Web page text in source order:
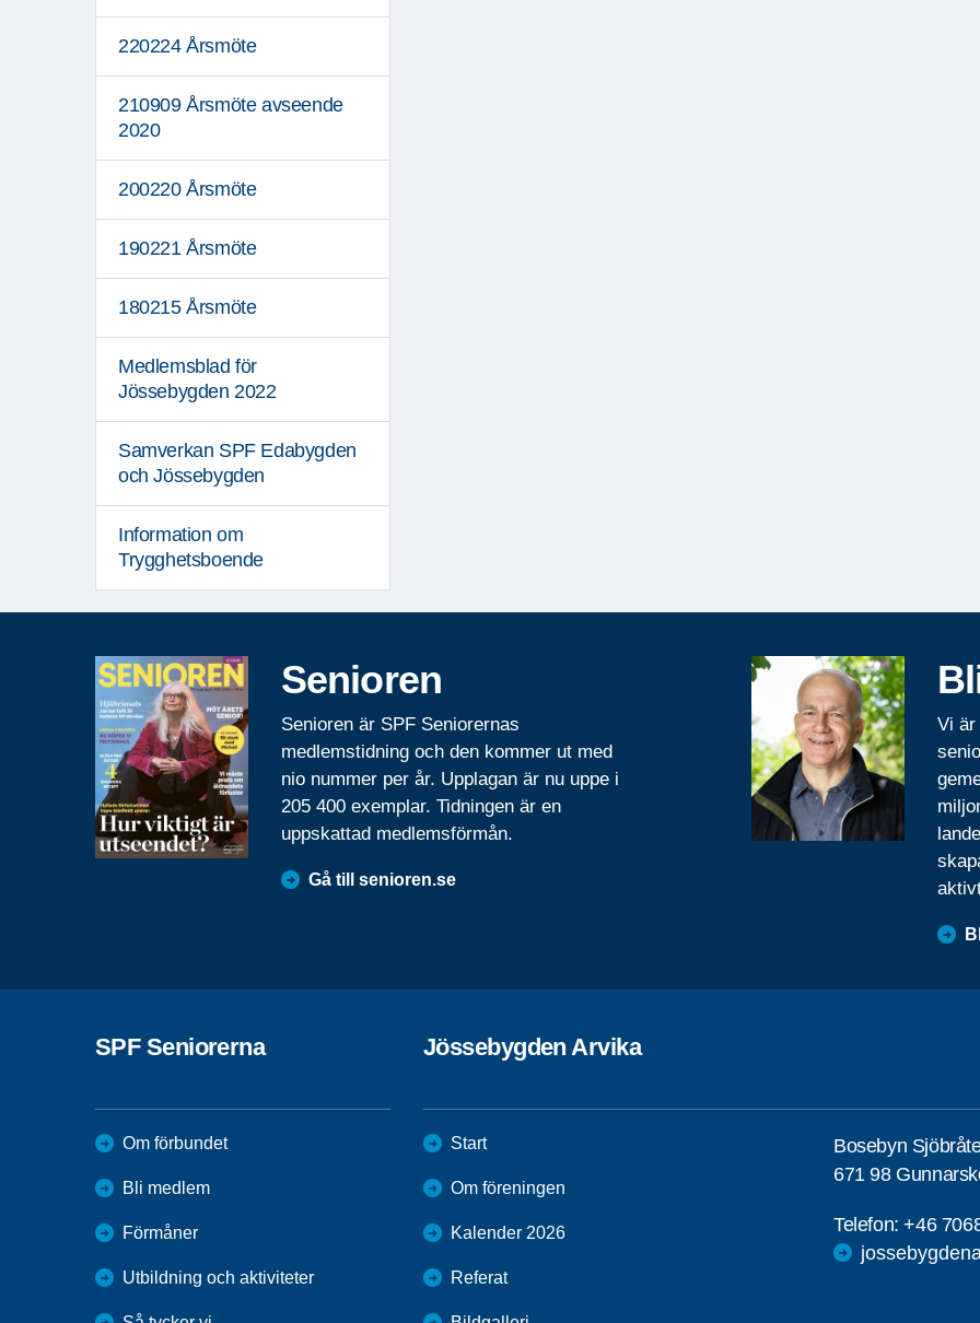
220224 Årsmöte
210909 Årsmöte avseende
2020
200220 Årsmöte
190221 Årsmöte
180215 Årsmöte
Medlemsblad för
Jössebygden 2022
Samverkan SPF Edabygden
och Jössebygden
Information om
Trygghetsboende
Senioren
Senioren är SPF Seniorernas
medlemstidning och den kommer ut med
nio nummer per år. Upplagan är nu uppe i
205 400 exemplar. Tidningen är en
uppskattad medlemsförmån.
Gå till senioren.se
Vi är
SPF Seniorerna
Om förbundet
Bli medlem
Förmåner
Utbildning och aktiviteter
Jössebygden Arvika
Start
Om föreningen
Kalender 2026
Referat
Bosebyn
671 98
Telefon:+46